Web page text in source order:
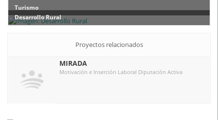
Turismo
Desarrollo Rural
Proyectos relacionados
MIRADA
Motivación e Inserción Laboral Diputación Activa